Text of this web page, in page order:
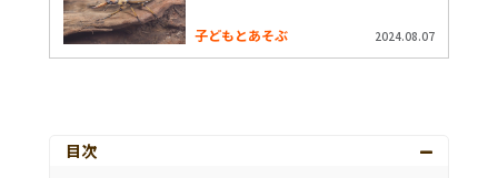
子どもとあそぶ 2024.08.07
目次